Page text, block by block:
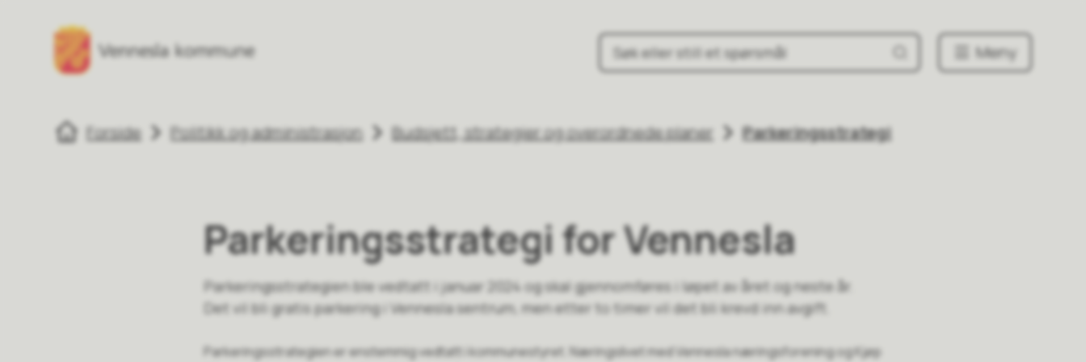
Vennesla kommune
Meny
Du er her:Forside Politikk og administrasjon Budsjett, strategier og overordnede planer Parkeringsstrategi
Parkeringsstrategi for Vennesla
Parkeringsstrategien ble vedtatt i januar 2024 og skal gjennomføres i løpet av året og neste år.
Det vil bli gratis parkering i Vennesla sentrum, men etter to timer vil det bli krevd inn avgift.
Parkeringsstrategien er enstemmig vedtatt i kommunestyret. Næringslivet med Vennesla næringsforening og Kjøp